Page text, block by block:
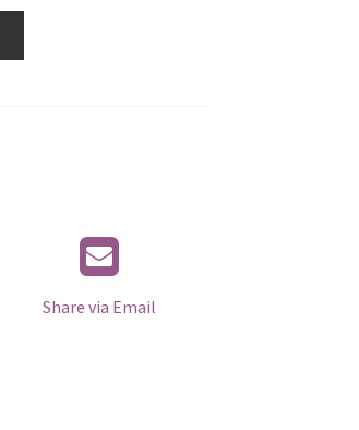
Share via Email